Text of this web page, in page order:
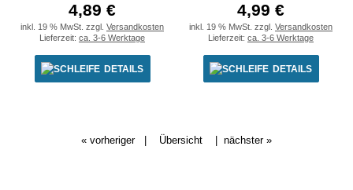
4,89 €
inkl. 19 % MwSt. zzgl. Versandkosten
Lieferzeit: ca. 3-6 Werktage
DETAILS
4,99 €
inkl. 19 % MwSt. zzgl. Versandkosten
Lieferzeit: ca. 3-6 Werktage
DETAILS
« vorheriger| Übersicht nächster »